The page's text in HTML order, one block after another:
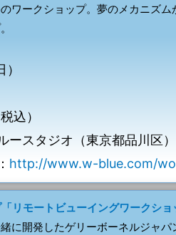
ワークショップ。夢のメカニズ
込）
ースタジオ（東京都品川区）
http://www.w-blue.com/
リモートビューイングワークショ
に開発したゲリーボーネルジャパ